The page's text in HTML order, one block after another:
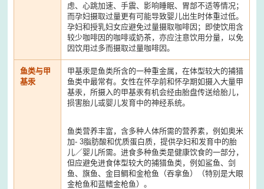
虑、心跳加速、手震、影响睡眠、胃部不适等情况；
而孕妇摄取过量更有可能导致婴儿出生时体重过低。
孕妇和授乳妇女应避免过量摄取咖啡因；即使饮用含
较少咖啡因的咖啡或奶茶，亦应注意饮用分量，以免
因饮用过多而摄取过量咖啡因。
鱼类与甲
基汞
甲基汞是鱼类所含的一种重金属，在体型较大的捕猎
鱼类中最常有。女性在怀孕前和怀孕期如摄入大量甲
基汞，所摄入的甲基汞有机会经由胎盘传送给胎儿，
损害胎儿或婴儿发育中的神经系统。
鱼类营养丰富，含多种人体所需的营养素，例如奥米
加- 3脂肪酸和优质蛋白质，提供孕妇和发育中的胎
儿／婴儿所需。进食多种鱼类是健康饮食的一部分，
但应避免进食体型较大的捕猎鱼类，例如鲨鱼、剑
鱼、旗鱼、金目鲷和金枪鱼（吞拿鱼）（特别是大眼
金枪鱼和蓝鳍金枪鱼）。